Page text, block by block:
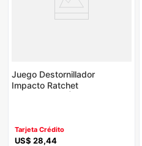
Juego Destornillador
Impacto Ratchet
Tarjeta Crédito
US$ 28,44